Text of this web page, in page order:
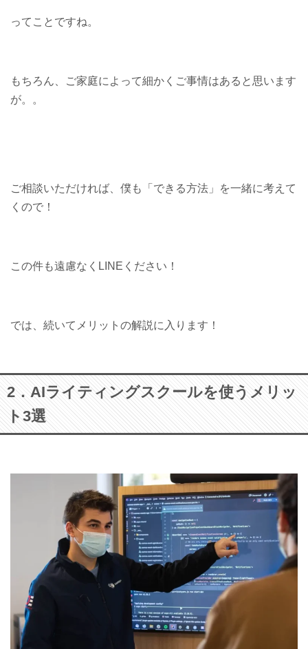
ってことですね。
もちろん、ご家庭によって細かくご事情はあると思います
が。。
ご相談いただければ、僕も「できる方法」を一緒に考えて
くので！
この件も遠慮なくLINEください！
では、続いてメリットの解説に入ります！
2．AIライティングスクールを使うメリッ
ト3選